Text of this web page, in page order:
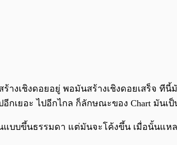
างเชิงดอยอยู่ พอมันสร้างเชิงดอยเสร็จ ที
เยอะ ไปอีกไกล ก็ลักษณะของ Chart มันเป็
บบขึ้นธรรมดา แต่มันจะโค้งขึ้น เมื่อนั้นแ